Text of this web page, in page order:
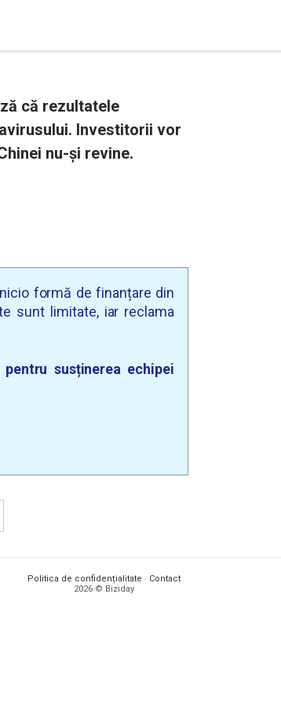
că rezultatele
Investitorii vor
nu-și revine.
formă de finanțare din
sunt limitate, iar reclama
susținerea echipei
Politica de confidențialitate · Contact
2026 © Biziday